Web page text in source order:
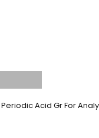
Acid Gr For